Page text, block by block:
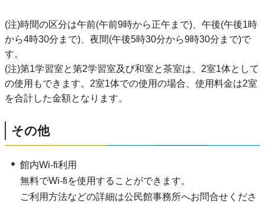
(注)時間の区分は午前(午前9時から正午まで)、午後(午後1時
から4時30分まで)、夜間(午後5時30分から9時30分まで)で
す。
(注)第1学習室と第2学習室及び和室と茶室は、2室1体として
の使用もできます。2室1体での使用の場合、使用料金は2室
を合計した金額となります。
その他
館内Wi-fi利用
無料でWi-fiを使用することができます。
ご利用方法などの詳細は公民館事務所へお問合せくださ